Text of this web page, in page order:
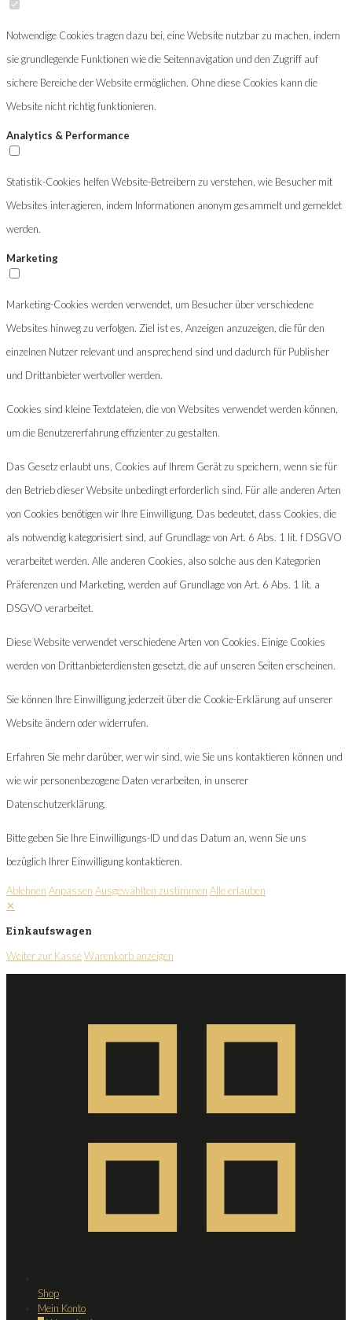
Notwendige Cookies tragen dazu bei, eine Website nutzbar zu machen, indem
sie grundlegende Funktionen wie die Seitennavigation und den Zugriff auf
sichere Bereiche der Website ermöglichen. Ohne diese Cookies kann die
Website nicht richtig funktionieren.
Analytics & Performance
Statistik-Cookies helfen Website-Betreibern zu verstehen, wie Besucher mit
Websites interagieren, indem Informationen anonym gesammelt und gemeldet
werden.
Marketing
Marketing-Cookies werden verwendet, um Besucher über verschiedene
Websites hinweg zu verfolgen. Ziel ist es, Anzeigen anzuzeigen, die für den
einzelnen Nutzer relevant und ansprechend sind und dadurch für Publisher
und Drittanbieter wertvoller werden.
Cookies sind kleine Textdateien, die von Websites verwendet werden können,
um die Benutzererfahrung effizienter zu gestalten.
Das Gesetz erlaubt uns, Cookies auf Ihrem Gerät zu speichern, wenn sie für
den Betrieb dieser Website unbedingt erforderlich sind. Für alle anderen Arten
von Cookies benötigen wir Ihre Einwilligung. Das bedeutet, dass Cookies, die
als notwendig kategorisiert sind, auf Grundlage von Art. 6 Abs. 1 lit. f DSGVO
verarbeitet werden. Alle anderen Cookies, also solche aus den Kategorien
Präferenzen und Marketing, werden auf Grundlage von Art. 6 Abs. 1 lit. a
DSGVO verarbeitet.
Diese Website verwendet verschiedene Arten von Cookies. Einige Cookies
werden von Drittanbieterdiensten gesetzt, die auf unseren Seiten erscheinen.
Sie können Ihre Einwilligung jederzeit über die Cookie-Erklärung auf unserer
Website ändern oder widerrufen.
Erfahren Sie mehr darüber, wer wir sind, wie Sie uns kontaktieren können und
wie wir personenbezogene Daten verarbeiten, in unserer
Datenschutzerklärung.
Bitte geben Sie Ihre Einwilligungs-ID und das Datum an, wenn Sie uns
bezüglich Ihrer Einwilligung kontaktieren.
Ablehnen Anpassen Ausgewählten zustimmen Alle erlauben
✕
Einkaufswagen
Weiter zur KasseWarenkorb anzeigen
Shop
Mein Konto